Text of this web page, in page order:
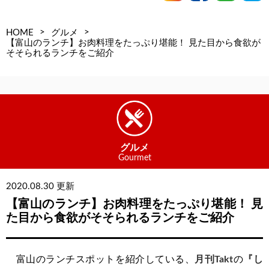
HOME > グルメ
>
【富山のランチ】お肉料理をたっぷり堪能！ 見た目から食欲が
そそられるランチをご紹介
グルメ
Gourmet
2020.08.30 更新
【富山のランチ】お肉料理をたっぷり堪能！ 見
た目から食欲がそそられるランチをご紹介
富山のランチスポットを紹介している、 月刊Taktの 『し